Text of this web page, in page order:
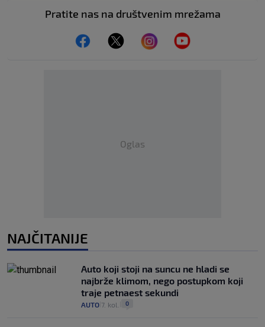
Pratite nas na društvenim mrežama
Oglas
NAJČITANIJE
Auto koji stoji na suncu ne hladi se
najbrže klimom, nego postupkom koji
traje petnaest sekundi
AUTO 7. kol. 0